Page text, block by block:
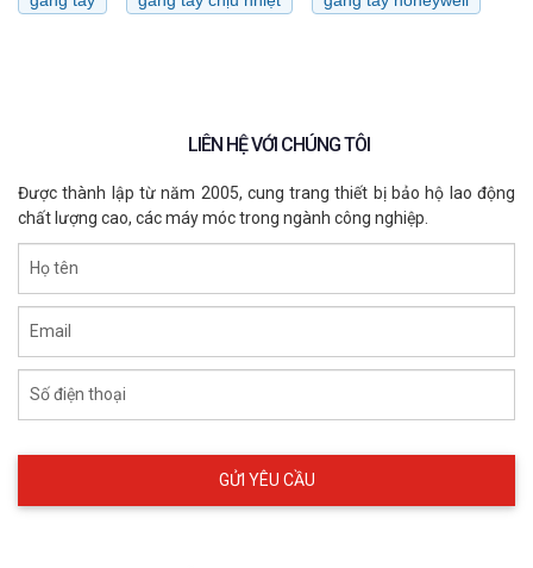
LIÊN HỆ VỚI CHÚNG TÔI
Được thành lập từ năm 2005, cung trang thiết bị bảo hộ lao động
chất lượng cao, các máy móc trong ngành công nghiệp.
Họ tên
Email
Số điện thoại